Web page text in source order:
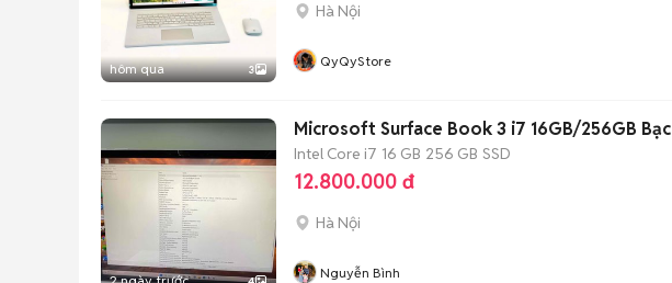
hôm qua 3
Hà Nội
QyQyStore
Microsoft Surface Book 3 i7 16GB/256GB Bạc
Intel Core i7 16 GB 256 GB SSD
12.800.000 đ
Hà Nội
Nguyễn Bình